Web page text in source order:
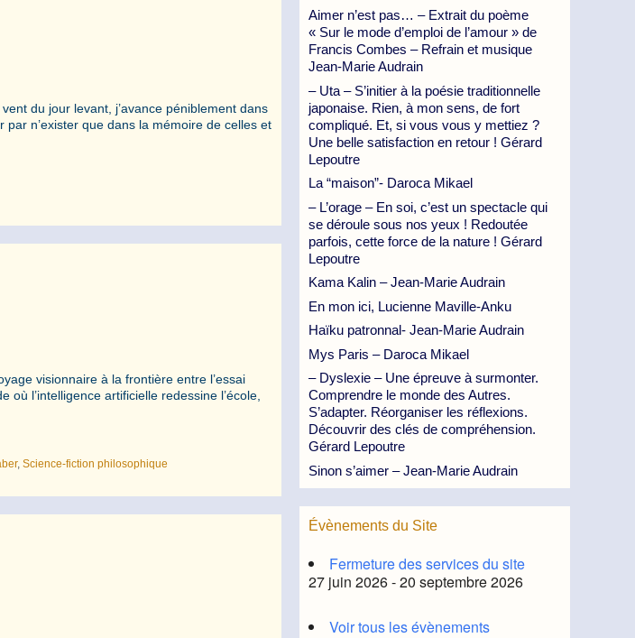
du jour levant, j’avance péniblement dans
n’exister que dans la mémoire de celles et
visionnaire à la frontière entre l’essai
l’intelligence artificielle redessine l’école,
,Science-fiction philosophique
Aimer n’est pas… – Extrait du poème
« Sur le mode d’emploi de l’amour » de
Francis Combes – Refrain et musique
Jean-Marie Audrain
– Uta – S’initier à la poésie traditionnelle
japonaise. Rien, à mon sens, de fort
compliqué. Et, si vous vous y mettiez ?
Une belle satisfaction en retour ! Gérard
Lepoutre
La “maison”- Daroca Mikael
– L’orage – En soi, c’est un spectacle qui
se déroule sous nos yeux ! Redoutée
parfois, cette force de la nature ! Gérard
Lepoutre
Kama Kalin – Jean-Marie Audrain
En mon ici, Lucienne Maville-Anku
Haïku patronnal- Jean-Marie Audrain
Mys Paris – Daroca Mikael
– Dyslexie – Une épreuve à surmonter.
Comprendre le monde des Autres.
S’adapter. Réorganiser les réflexions.
Découvrir des clés de compréhension.
Gérard Lepoutre
Sinon s’aimer – Jean-Marie Audrain
Évènements du Site
Fermeture des services du site
27 juin 2026 - 20 septembre 2026
Voir tous les évènements